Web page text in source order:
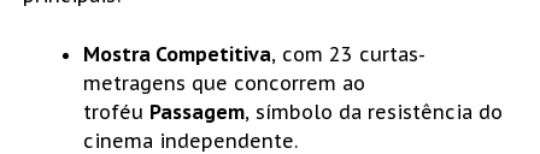
Mostra Competitiva, com 23 curtas-
metragens que concorrem ao
troféu Passagem, símbolo da resistência do
cinema independente.